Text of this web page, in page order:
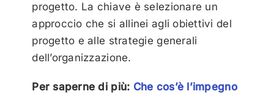
progetto. La chiave è selezionare un
approccio che si allinei agli obiettivi del
progetto e alle strategie generali
dell’organizzazione.
Per saperne di più: Che cos’è l’impegno